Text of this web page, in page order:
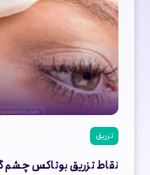
تزریق
نقاط تزریق بوتاکس چشم